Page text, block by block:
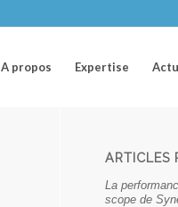
A propos Expertise
ARTICLES
La
scope de